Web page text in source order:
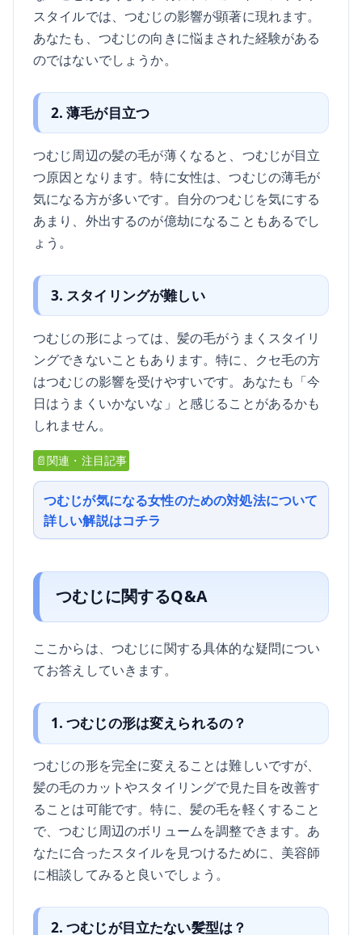
スタイルでは、つむじの影響が顕著に現れます。
あなたも、つむじの向きに悩まされた経験がある
のではないでしょうか。
2. 薄毛が目立つ
つむじ周辺の髪の毛が薄くなると、つむじが目立
つ原因となります。特に女性は、つむじの薄毛が
気になる方が多いです。自分のつむじを気にする
あまり、外出するのが億劫になることもあるでし
ょう。
3. スタイリングが難しい
つむじの形によっては、髪の毛がうまくスタイリ
ングできないこともあります。特に、クセ毛の方
はつむじの影響を受けやすいです。あなたも「今
日はうまくいかないな」と感じることがあるかも
しれません。
📄関連・注目記事
つむじが気になる女性のための対処法について
詳しい解説はコチラ
つむじに関するQ&A
ここからは、つむじに関する具体的な疑問につい
てお答えしていきます。
1. つむじの形は変えられるの？
つむじの形を完全に変えることは難しいですが、
髪の毛のカットやスタイリングで見た目を改善す
ることは可能です。特に、髪の毛を軽くすること
で、つむじ周辺のボリュームを調整できます。あ
なたに合ったスタイルを見つけるために、美容師
に相談してみると良いでしょう。
2. つむじが目立たない髪型は？